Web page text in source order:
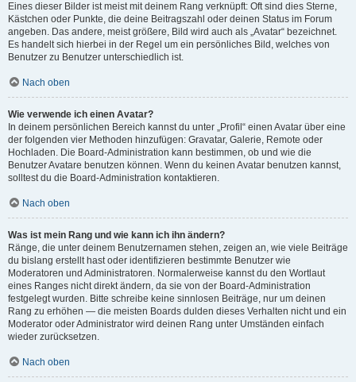
Eines dieser Bilder ist meist mit deinem Rang verknüpft: Oft sind dies Sterne,
Kästchen oder Punkte, die deine Beitragszahl oder deinen Status im Forum
angeben. Das andere, meist größere, Bild wird auch als „Avatar“ bezeichnet.
Es handelt sich hierbei in der Regel um ein persönliches Bild, welches von
Benutzer zu Benutzer unterschiedlich ist.
Nach oben
Wie verwende ich einen Avatar?
In deinem persönlichen Bereich kannst du unter „Profil“ einen Avatar über eine
der folgenden vier Methoden hinzufügen: Gravatar, Galerie, Remote oder
Hochladen. Die Board-Administration kann bestimmen, ob und wie die
Benutzer Avatare benutzen können. Wenn du keinen Avatar benutzen kannst,
solltest du die Board-Administration kontaktieren.
Nach oben
Was ist mein Rang und wie kann ich ihn ändern?
Ränge, die unter deinem Benutzernamen stehen, zeigen an, wie viele Beiträge
du bislang erstellt hast oder identifizieren bestimmte Benutzer wie
Moderatoren und Administratoren. Normalerweise kannst du den Wortlaut
eines Ranges nicht direkt ändern, da sie von der Board-Administration
festgelegt wurden. Bitte schreibe keine sinnlosen Beiträge, nur um deinen
Rang zu erhöhen — die meisten Boards dulden dieses Verhalten nicht und ein
Moderator oder Administrator wird deinen Rang unter Umständen einfach
wieder zurücksetzen.
Nach oben